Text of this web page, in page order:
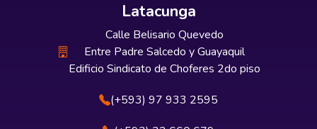
Latacunga
Calle Belisario Quevedo
Entre Padre Salcedo y Guayaquil
Edificio Sindicato de Choferes 2do piso
(+593) 97 933 2595